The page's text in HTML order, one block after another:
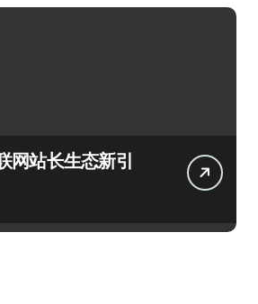
网站长生态新引